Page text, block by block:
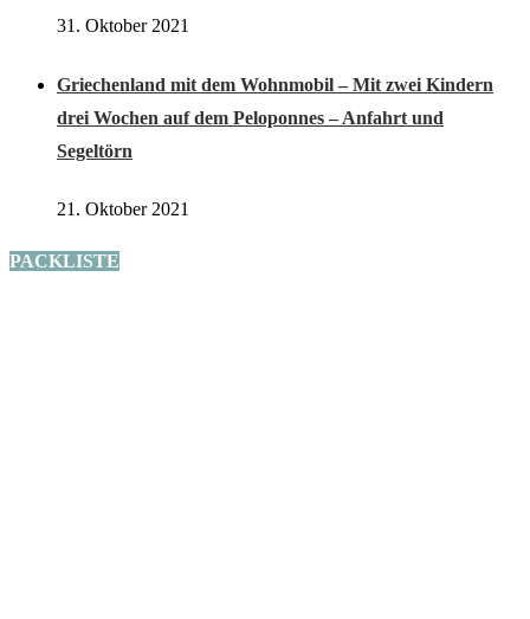
31. Oktober 2021
Griechenland mit dem Wohnmobil – Mit zwei Kindern
drei Wochen auf dem Peloponnes – Anfahrt und
Segeltörn
21. Oktober 2021
PACKLISTE